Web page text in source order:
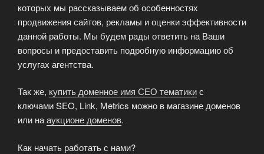
которых мы рассказываем об особенностях
продвижения сайтов, рекламы и оценки эффективности
данной работы. Мы будем рады ответить на Ваши
вопросы и предоставить подробную информацию об
услугах агентства.
Так же, купить доменное имя СЕО тематикис
ключами SEO, Link, Metrics можно в магазине доменов
или нааукционе доменов.
Как начать работать с нами?